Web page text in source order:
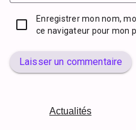
Enregistrer mon nom,
ce navigateur pour mon
Laisser un commentaire
Actualités